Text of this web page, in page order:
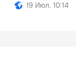
19 Июл. 10:14